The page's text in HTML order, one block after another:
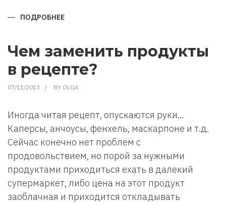
ПОДРОБНЕЕ
МАКАРОН
(MACARON)
Чем заменить продукты
в рецепте?
07/11/2013 BY OLGA
Иногда читая рецепт, опускаются руки…
Каперсы, анчоусы, фенхель, маскарпоне и т.д.
Сейчас конечно нет проблем с
продовольствием, но порой за нужными
продуктами приходиться ехать в далекий
супермаркет, либо цена на этот продукт
заоблачная и приходится откладывать